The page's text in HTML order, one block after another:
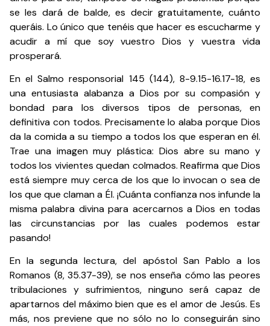
se les dará de balde, es decir gratuitamente, cuánto
queráis. Lo único que tenéis que hacer es escucharme y
acudir a mí que soy vuestro Dios y vuestra vida
prosperará.
En el Salmo responsorial 145 (144), 8-9.15-16.17-18, es
una entusiasta alabanza a Dios por su compasión y
bondad para los diversos tipos de personas, en
definitiva con todos. Precisamente lo alaba porque Dios
da la comida a su tiempo a todos los que esperan en él.
Trae una imagen muy plástica: Dios abre su mano y
todos los vivientes quedan colmados. Reafirma que Dios
está siempre muy cerca de los que lo invocan o sea de
los que que claman a Él. ¡Cuánta confianza nos infunde la
misma palabra divina para acercarnos a Dios en todas
las circunstancias por las cuales podemos estar
pasando!
En la segunda lectura, del apóstol San Pablo a los
Romanos (8, 35.37-39), se nos enseña cómo las peores
tribulaciones y sufrimientos, ninguno será capaz de
apartarnos del máximo bien que es el amor de Jesús. Es
más, nos previene que no sólo no lo conseguirán sino